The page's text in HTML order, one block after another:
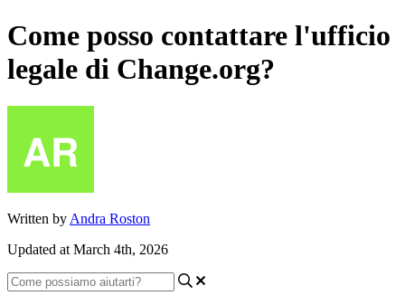
Come posso contattare l'ufficio
legale di Change.org?
Written by Andra Roston
Updated at March 4th, 2026